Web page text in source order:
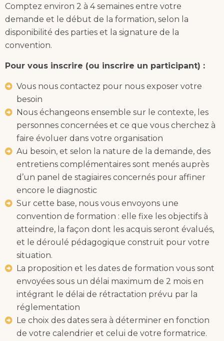
Comptez environ 2 à 4 semaines entre votre
demande et le début de la formation, selon la
disponibilité des parties et la signature de la
convention.
Pour vous inscrire (ou inscrire un participant) :
Vous nous contactez pour nous exposer votre
besoin
Nous échangeons ensemble sur le contexte, les
personnes concernées et ce que vous cherchez à
faire évoluer dans votre organisation
Au besoin, et selon la nature de la demande, des
entretiens complémentaires sont menés auprès
d’un panel de stagiaires concernés pour affiner
encore le diagnostic
Sur cette base, nous vous envoyons une
convention de formation : elle fixe les objectifs à
atteindre, la façon dont les acquis seront évalués,
et le déroulé pédagogique construit pour votre
situation.
La proposition et les dates de formation vous sont
envoyées sous un délai maximum de 2 mois en
intégrant le délai de rétractation prévu par la
réglementation
Le choix des dates sera à déterminer en fonction
de votre calendrier et celui de votre formatrice.